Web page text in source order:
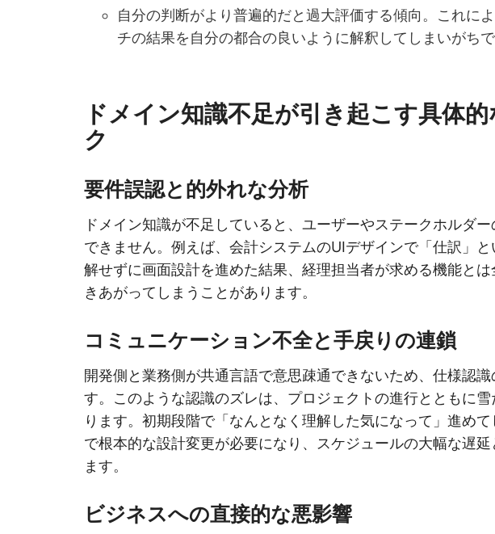
自分の判断がより普遍的だと過大評価する傾向。これに
チの結果を自分の都合の良いように解釈してしまいがちで
ドメイン知識不足が引き起こす具体
ク
要件誤認と的外れな分析
ドメイン知識が不足していると、ユーザーやステークホルダ
できません。例えば、会計システムのUIデザインで「仕訳」
解せずに画面設計を進めた結果、経理担当者が求める機能と
きあがってしまうことがあります。
コミュニケーション不全と手戻りの連鎖
開発側と業務側が共通言語で意思疎通できないため、仕様認識
す。このような認識のズレは、プロジェクトの進行とともに
ります。初期段階で「なんとなく理解した気になって」進め
で根本的な設計変更が必要になり、スケジュールの大幅な遅延
ます。
ビジネスへの直接的な悪影響